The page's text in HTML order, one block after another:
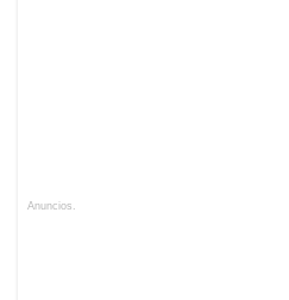
Anuncios.